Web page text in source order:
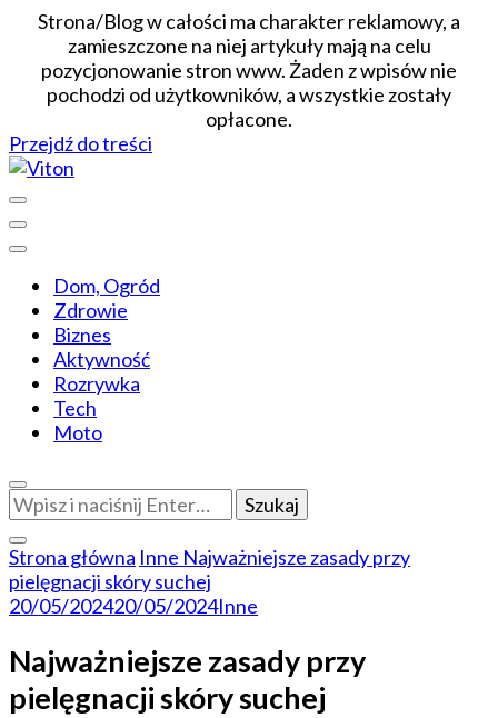
Strona/Blog w całości ma charakter reklamowy, a
zamieszczone na niej artykuły mają na celu
pozycjonowanie stron www. Żaden z wpisów nie
pochodzi od użytkowników, a wszystkie zostały
opłacone.
Przejdź do treści
Viton
Dom, Ogród
Zdrowie
Biznes
Aktywność
Rozrywka
Tech
Moto
Szukasz
czegoś?
Strona główna Inne Najważniejsze zasady przy
pielęgnacji skóry suchej
20/05/202420/05/2024Inne
Najważniejsze zasady przy
pielęgnacji skóry suchej